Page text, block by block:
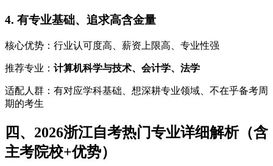
4. 有专业基础、追求高含金量
核心优势：行业认可度高、薪资上限高、专业性强
推荐专业： 计算机科学与技术、会计学、法学
适配人群：有对应学科基础、想深耕专业领域、不在乎备考周
期的考生
四、2026浙江自考热门专业详细解析（含
主考院校+优势）